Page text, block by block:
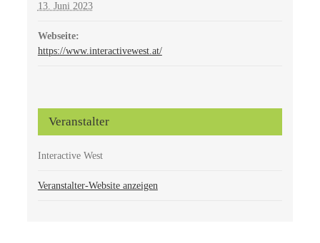
13. Juni 2023
Webseite:
https://www.interactivewest.at/
Veranstalter
Interactive West
Veranstalter-Website anzeigen